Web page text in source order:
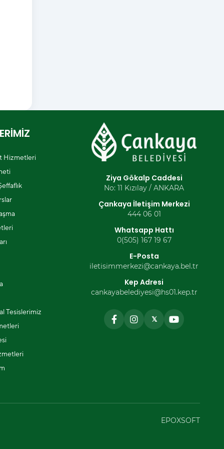
Hizmetleri
Tesislerimiz
Ziya Gökalp Caddesi
No: 11 Kızılay / ANKARA
Çankaya İletişim Merkezi
444 06 01
Whatsapp Hattı
0(505) 167 19 67
E-Posta
iletisimmerkezi@cankaya.bel.tr
Kep Adresi
cankayabelediyesi@hs01.kep.tr
𝕏
EPOXSOFT